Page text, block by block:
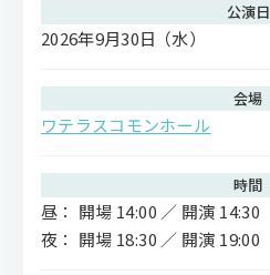
公演日
2026年9月30日 （水）
会場
ワテラスコモンホール
時間
昼： 開場 14:00 ／ 開演 14:30
夜： 開場 18:30 ／ 開演 19:00